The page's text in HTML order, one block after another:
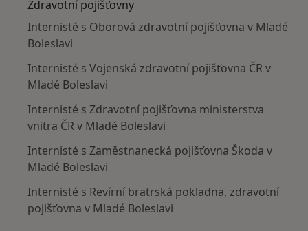
Zdravotní pojišťovny
Internisté s Oborová zdravotní pojišťovna v Mladé
Boleslavi
Internisté s Vojenská zdravotní pojišťovna ČR v
Mladé Boleslavi
Internisté s Zdravotní pojišťovna ministerstva
vnitra ČR v Mladé Boleslavi
Internisté s Zaměstnanecká pojišťovna Škoda v
Mladé Boleslavi
Internisté s Revírní bratrská pokladna, zdravotní
pojišťovna v Mladé Boleslavi